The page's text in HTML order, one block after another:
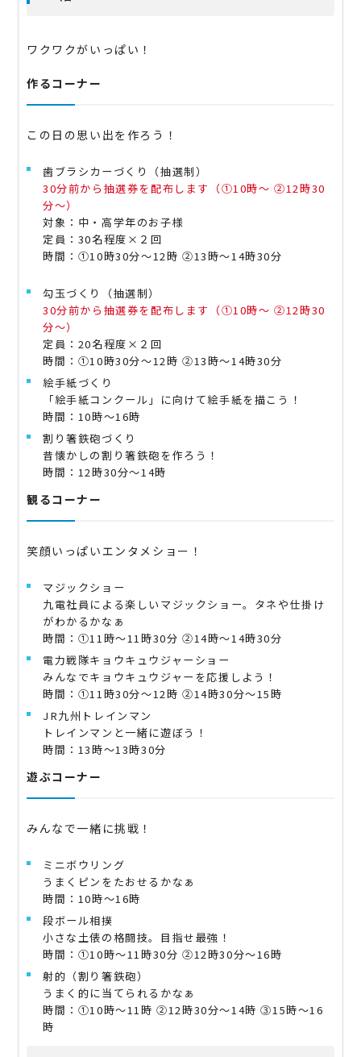
ワクワクがいっぱい！
作るコーナー
この日の思い出を作ろう！
歯ブラシカーづくり（抽選制）
30分前から抽選券を配布します（①10時～ ②12時30
分～）
対象：中・高学年のお子様
定員：30名程度×２回
時間：①10時30分～12時 ②13時～14時30分
勾玉づくり（抽選制）
30分前から抽選券を配布します（①10時～ ②12時30
分～）
定員：20名程度×２回
時間：①10時30分～12時 ②13時～14時30分
絵手紙づくり
「絵手紙コンクール」に向けて絵手紙を描こう！
時間：10時～16時
割り箸鉄砲づくり
昔懐かしの割り箸鉄砲を作ろう！
時間：12時30分～14時
観るコーナー
笑顔いっぱいエンタメショー！
マジックショー
九電社員による楽しいマジックショー。タネや仕掛け
がわかるかなぁ
時間：①11時～11時30分 ②14時～14時30分
電力戦隊キョウキュウジャーショー
みんなでキョウキュウジャーを応援しよう！
時間：①11時30分～12時 ②14時30分～15時
JR九州トレインマン
トレインマンと一緒に遊ぼう！
時間：13時～13時30分
遊ぶコーナー
みんなで一緒に挑戦！
ミニボウリング
うまくピンをたおせるかなぁ
時間：10時～16時
段ボール相撲
小さな土俵の格闘技。目指せ最強！
時間：①10時～11時30分 ②12時30分～16時
射的（割り箸鉄砲）
うまく的に当てられるかなぁ
時間：①10時～11時 ②12時30分～14時 ③15時～16
時